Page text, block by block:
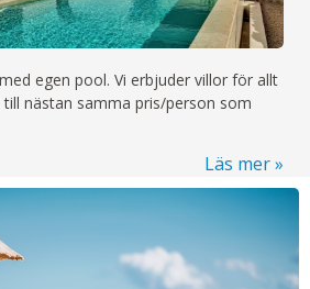
egen pool. Vi erbjuder villor för allt
nästan samma pris/person som
Läs mer